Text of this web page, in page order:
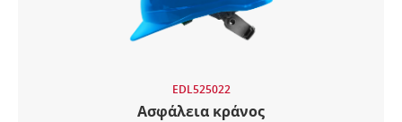
EDL525022
Ασφάλεια κράνος